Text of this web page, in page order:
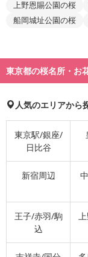
上野恩賜公園の桜
船岡城址公園の桜
東京都の桜名所・お
人気のエリアから
東京駅/銀座/
日比谷
新宿周辺
王子/赤羽/駒
込